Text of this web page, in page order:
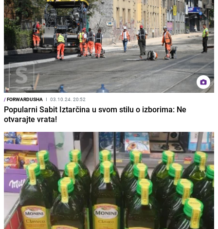
/FORWARDUSHA I 03.10.24. 20:52
Popularni Sabit Iztarčina u svom stilu o izborima: Ne
otvarajte vrata!